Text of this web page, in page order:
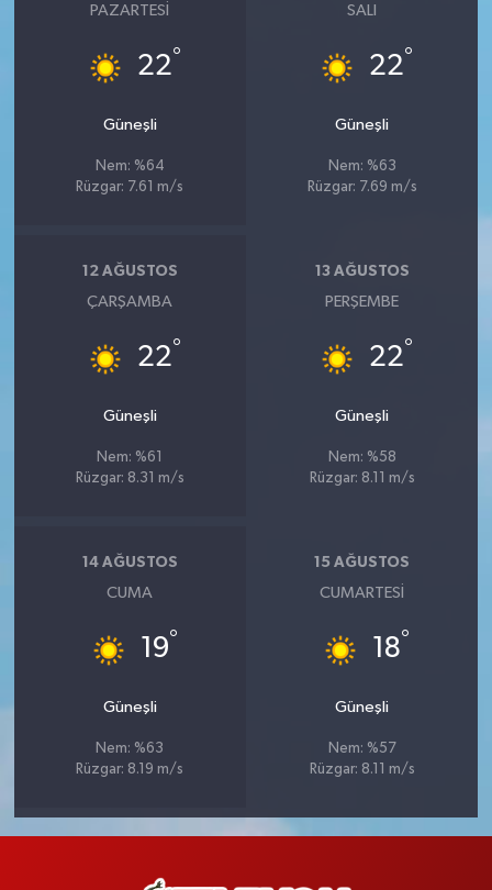
PAZARTESI
22°
Güneşli
Nem: %64
Rüzgar: 7.61 m/s
SALI
22°
Güneşli
Nem: %63
Rüzgar: 7.69 m/s
12 AĞUSTOS
ÇARŞAMBA
22°
Güneşli
Nem: %61
Rüzgar: 8.31 m/s
13 AĞUSTOS
PERŞEMBE
22°
Güneşli
Nem: %58
Rüzgar: 8.11 m/s
14 AĞUSTOS
CUMA
19°
Güneşli
Nem: %63
Rüzgar: 8.19 m/s
15 AĞUSTOS
CUMARTESI
18°
Güneşli
Nem: %57
Rüzgar: 8.11 m/s